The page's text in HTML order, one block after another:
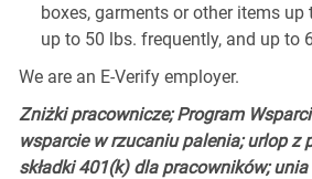
boxes, garments or other items
up to 50 lbs. frequently, and up to
We are an E-Verify employer.
Zniżki pracownicze; Program
wsparcie w rzucaniu palenia; urlop z
składki 401(k) dla pracowników;